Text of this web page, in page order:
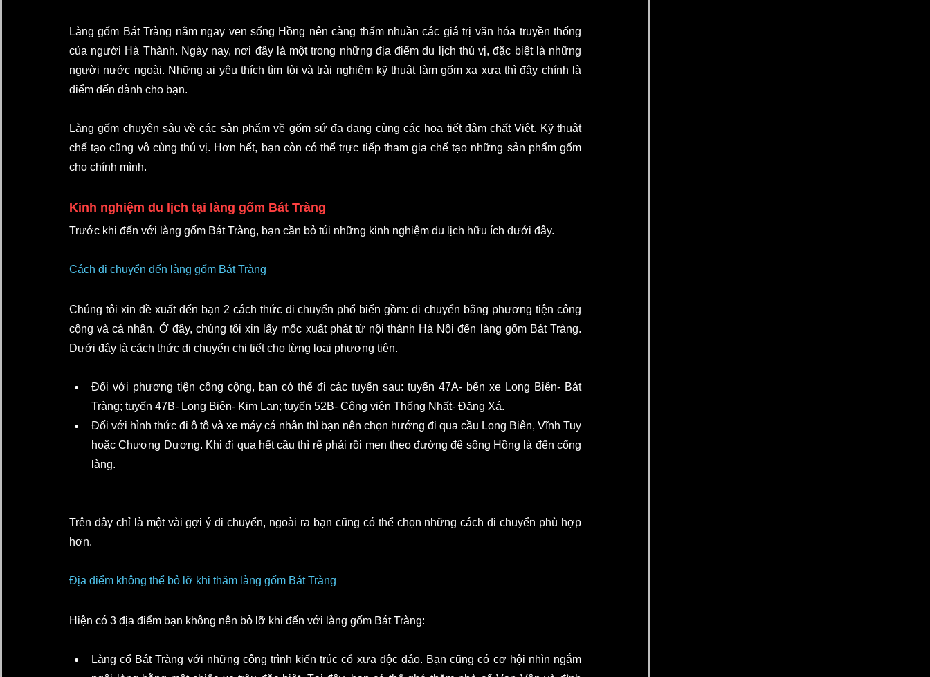
Làng gốm Bát Tràng nằm ngay ven sống Hồng nên càng thấm nhuần các giá trị văn hóa truyền thống
của người Hà Thành. Ngày nay, nơi đây là một trong những địa điểm du lịch thú vị, đặc biệt là những
người nước ngoài. Những ai yêu thích tìm tòi và trải nghiệm kỹ thuật làm gốm xa xưa thì đây chính là
điểm đến dành cho bạn.
Làng gốm chuyên sâu về các sản phẩm về gốm sứ đa dạng cùng các họa tiết đậm chất Việt. Kỹ thuật
chế tạo cũng vô cùng thú vị. Hơn hết, bạn còn có thể trực tiếp tham gia chế tạo những sản phẩm gốm
cho chính mình.
Kinh nghiệm du lịch tại làng gốm Bát Tràng
Trước khi đến với làng gốm Bát Tràng, bạn cần bỏ túi những kinh nghiệm du lịch hữu ích dưới đây.
Cách di chuyển đến làng gốm Bát Tràng
Chúng tôi xin đề xuất đến bạn 2 cách thức di chuyển phổ biến gồm: di chuyển bằng phương tiện công
cộng và cá nhân. Ở đây, chúng tôi xin lấy mốc xuất phát từ nội thành Hà Nội đến làng gốm Bát Tràng.
Dưới đây là cách thức di chuyển chi tiết cho từng loại phương tiện.
Đối với phương tiện công cộng, bạn có thể đi các tuyến sau: tuyến 47A- bến xe Long Biên- Bát
Tràng; tuyến 47B- Long Biên- Kim Lan; tuyến 52B- Công viên Thống Nhất- Đặng Xá.
Đối với hình thức đi ô tô và xe máy cá nhân thì bạn nên chọn hướng đi qua cầu Long Biên, Vĩnh Tuy
hoặc Chương Dương. Khi đi qua hết cầu thì rẽ phải rồi men theo đường đê sông Hồng là đến cổng
làng.
Trên đây chỉ là một vài gợi ý di chuyển, ngoài ra bạn cũng có thể chọn những cách di chuyển phù hợp
hơn.
Địa điểm không thể bỏ lỡ khi thăm làng gốm Bát Tràng
Hiện có 3 địa điểm bạn không nên bỏ lỡ khi đến với làng gốm Bát Tràng:
Làng cổ Bát Tràng với những công trình kiến trúc cổ xưa độc đáo. Bạn cũng có cơ hội nhìn ngắm